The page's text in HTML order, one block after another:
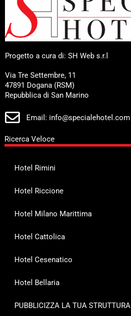
Progetto a cura di: SH Web s.r.l
Via Tre Settembre, 11
47891 Dogana (RSM)
Repubblica di San Marino
Email: info@specialehotel.com
Ricerca Veloce
Hotel Rimini
Hotel Riccione
Hotel Milano Marittima
Hotel Cattolica
Hotel Cesenatico
Hotel Bellaria
PUBBLICIZZA LA TUA STRUTTURA